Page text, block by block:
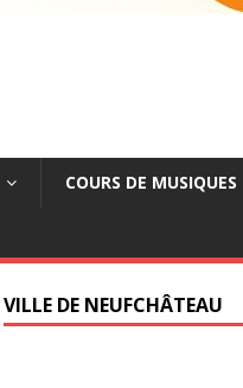
COURS DE MUSIQUES
VILLE DE NEUFCHÂTEAU